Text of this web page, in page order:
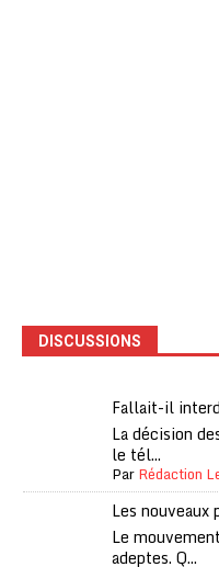
DISCUSSIONS
Fallait-il
La décision
le tél...
ParRédaction
Les nouveaux
Le
adeptes. Q...